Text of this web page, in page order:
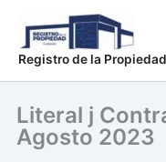
contenido
Registro de la Propiedad
Literal j
Agosto 2023